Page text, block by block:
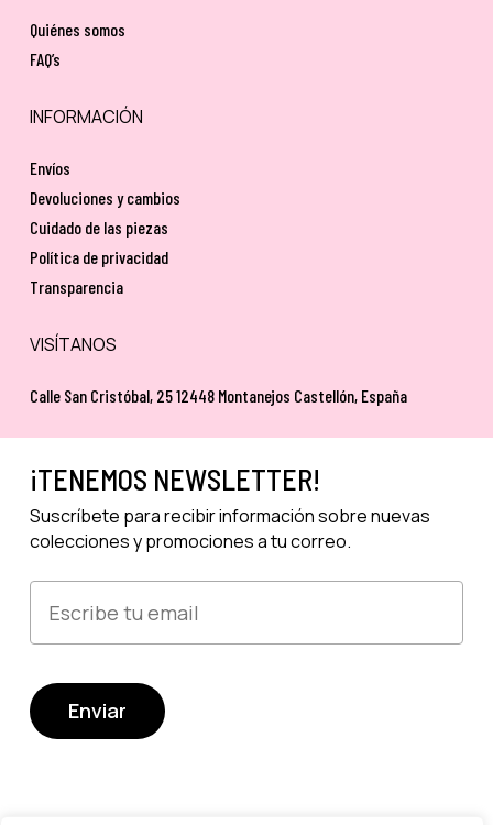
Quiénes somos
FAQ’s
INFORMACIÓN
Envíos
Devoluciones y cambios
Cuidado de las piezas
Política de privacidad
Transparencia
VISÍTANOS
Calle San Cristóbal, 25 12448 Montanejos Castellón, España
¡TENEMOS NEWSLETTER!
Suscríbete para recibir información sobre nuevas
colecciones y promociones a tu correo.